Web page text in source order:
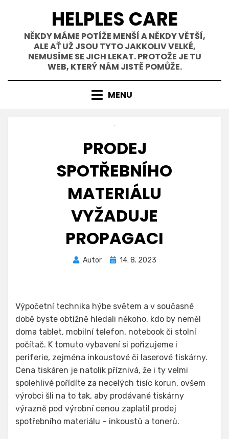
obsahu
HELPLES CARE
NĚKDY MÁME POTÍŽE MENŠÍ A NĚKDY VĚTŠÍ,
ALE AŤ UŽ JSOU TYTO JAKKOLIV VELKÉ,
NEMUSÍME SE JICH LEKAT. PROTOŽE JE TU
WEB, KTERÝ NÁM JISTĚ POMŮŽE.
MENU
PRODEJ
SPOTŘEBNÍHO
MATERIÁLU
VYŽADUJE
PROPAGACI
Autor
Zveřejněno
14. 8. 2023
Výpočetní technika hýbe světem a v současné
době byste obtížně hledali někoho, kdo by neměl
doma tablet, mobilní telefon, notebook či stolní
počítač. K tomuto vybavení si pořizujeme i
periferie, zejména inkoustové či laserové tiskárny.
Cena tiskáren je natolik příznivá, že i ty velmi
spolehlivé pořídíte za necelých tisíc korun, ovšem
výrobci šli na to tak, aby prodávané tiskárny
výrazně pod výrobní cenou zaplatil prodej
spotřebního materiálu – inkoustů a tonerů.